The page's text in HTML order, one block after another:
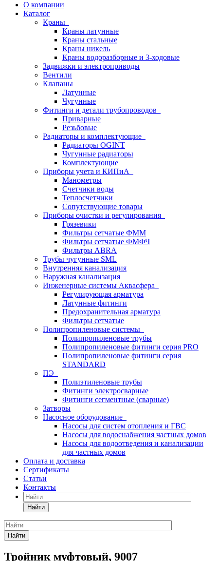
О компании
Каталог
Краны
Краны латунные
Краны стальные
Краны никель
Краны водоразборные и 3-ходовые
Задвижки и электроприводы
Вентили
Клапаны
Латунные
Чугунные
Фитинги и детали трубопроводов
Приварные
Резьбовые
Радиаторы и комплектующие
Радиаторы OGINT
Чугунные радиаторы
Комплектующие
Приборы учета и КИПиА
Манометры
Счетчики воды
Теплосчетчики
Сопутствующие товары
Приборы очистки и регулирования
Грязевики
Фильтры сетчатые ФММ
Фильтры сетчатые ФМФЧ
Фильтры ABRA
Трубы чугунные SML
Внутренняя канализация
Наружная канализация
Инженерные системы Аквасфера
Регулирующая арматура
Латунные фитинги
Предохранительная арматура
Фильтры сетчатые
Полипропиленовые системы
Полипропиленовые трубы
Полипропиленовые фитинги серия PRO
Полипропиленовые фитинги серия
STANDARD
ПЭ
Полиэтиленовые трубы
Фитинги электросварные
Фитинги сегментные (сварные)
Затворы
Насосное оборудование
Насосы для систем отопления и ГВС
Насосы для водоснабжения частных домов
Насосы для водоотведения и канализации
для частных домов
Оплата и доставка
Сертификаты
Статьи
Контакты
Найти
Найти
Тройник муфтовый, 9007